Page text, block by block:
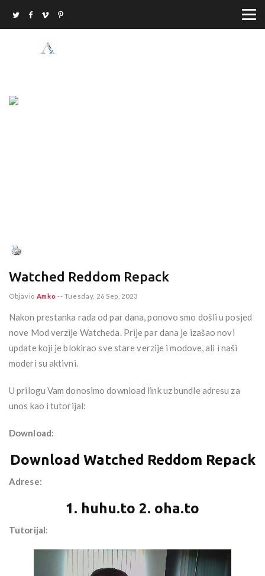
Watched Reddom Repack
Objavio Amko -- Tuesday, 26 Sep, 2023
Nakon prestanka rada od par dana, ponovo smo došli u posjed
nove Mod verzije Watcheda. Prije par dana je izašao novi
update koji je blokirao sve stare verzije i modove, ali i naši
moderi su aktivni.
U prilogu Vam donosimo download link uz bundle adresu za
unos kao i tutorijal:
Download:
Download Watched Reddom Repack
Adrese:
1. huhu.to 2. oha.to
Tutorijal: